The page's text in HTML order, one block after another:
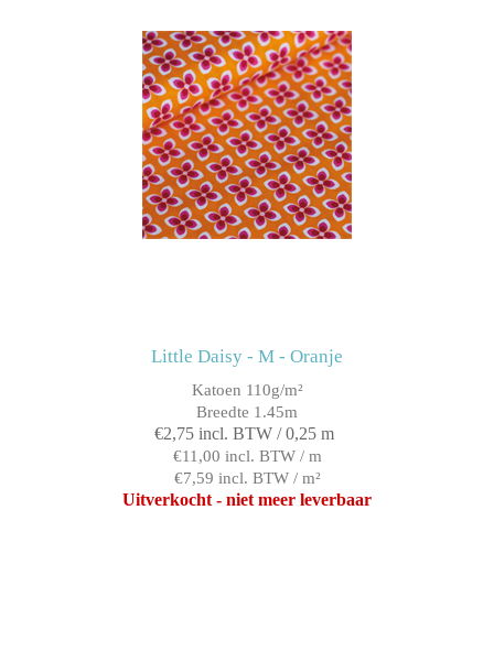
Little Daisy - M - Oranje
Katoen 110g/m²
Breedte 1.45m
€2,75 incl. BTW / 0,25 m
€11,00 incl. BTW / m
€7,59 incl. BTW / m²
Uitverkocht - niet meer leverbaar